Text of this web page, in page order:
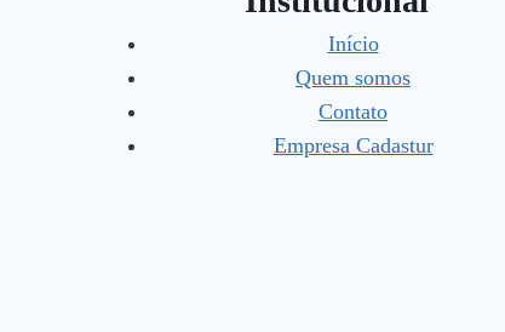
Início
Quem somos
Contato
Empresa Cadastur